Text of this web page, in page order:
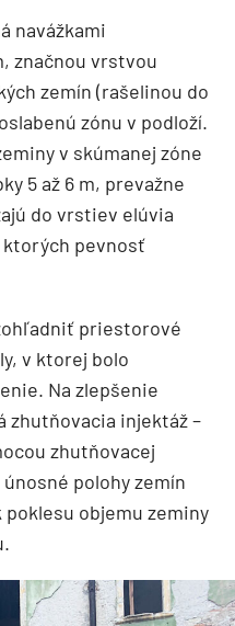
navážkami
značnou vrstvou
zemín (rašelinou do
zónu v podloží.
v skúmanej zóne
5 až 6 m, prevažne
do vrstiev elúvia
pevnosť
priestorové
v ktorej bolo
Na zlepšenie
zhutňovacia injektáž –
zhutňovacej
polohy zemín
objemu zeminy